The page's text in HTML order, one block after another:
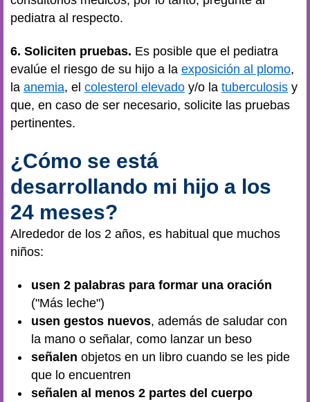
pediatra al respecto.
6. Soliciten pruebas. Es posible que el pediatra
evalúe el riesgo de su hijo a la exposición al plomo,
la anemia, el colesterol elevado y/o la tuberculosis y
que, en caso de ser necesario, solicite las pruebas
pertinentes.
¿Cómo se está
desarrollando mi hijo a los
24 meses?
Alrededor de los 2 años, es habitual que muchos
niños:
usen 2 palabras para formar una oración
("Más leche")
usen gestos nuevos, además de saludar con
la mano o señalar, como lanzar un beso
señalen objetos en un libro cuando se les pide
que lo encuentren
señalen al menos 2 partes del cuerpo